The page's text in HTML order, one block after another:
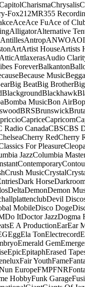
CharismaChrysalis
Fox21 2MR355
AceAce FuAce of
AlligatorAlternative
AntillesAntropANWOAOI
ArtArtist HouseArtists
AtticAttlaxerasAudio
ForeverBalkanton
Because Music
Big BeatBig Brother
BlackgroundBlackhawk
Bomba MusicBon Air
BRSBrunswick
CapriceCapricorn
Radio CanadaCBSCBS
Cherry RedCherry
For Pleasure
JazzColumbia
Contemporary
Crush MusicCrystal
Dark Horse
DeltaDemonDemon
Devil
MobileDisco Doge
Do ItDoctor JazzDogma
E A ProductionEarEar
EggEla TonElectrecord
Emerald Gem
EpicEpitaphErased
Fair YouthFame
EuropeFMPFNR
HobbyFunk Garage